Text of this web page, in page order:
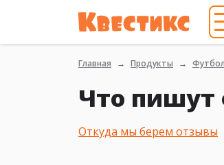
Главная Продукты Футбол
Что пишут
Откуда мы берем отзывы